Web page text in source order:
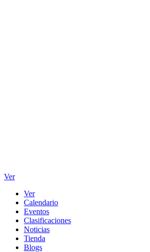
Ver
Ver
Calendario
Eventos
Clasificaciones
Noticias
Tienda
Blogs